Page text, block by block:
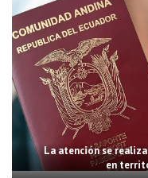
La atención se realiza
en